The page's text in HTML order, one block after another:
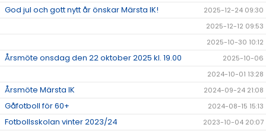
God jul och gott nytt år önskar Märsta IK!
2025-12-24 09:30
2025-12-12 09:53
2025-10-30 10:12
Årsmöte onsdag den 22 oktober 2025 kl. 19.00
2025-10-06
2024-10-01 13:28
Årsmöte Märsta IK 2024-09-24 21:08
Gåfotboll för 60+ 2024-08-15 15:13
Fotbollsskolan vinter 2023/24 2023-10-04 20:07